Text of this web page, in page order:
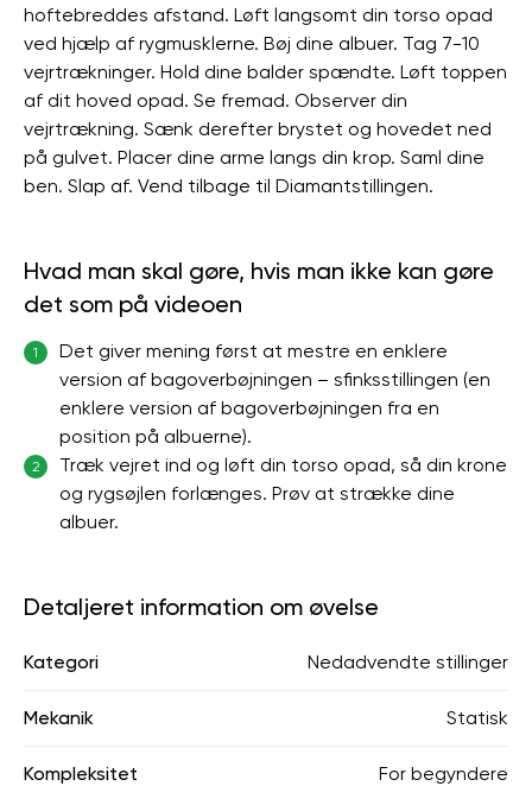
hoftebreddes afstand. Løft langsomt din torso opad
ved hjælp af rygmusklerne. Bøj dine albuer. Tag 7-10
vejrtrækninger. Hold dine balder spændte. Løft toppen
af ​​dit hoved opad. Se fremad. Observer din
vejrtrækning. Sænk derefter brystet og hovedet ned
på gulvet. Placer dine arme langs din krop. Saml dine
ben. Slap af. Vend tilbage til Diamantstillingen.
Hvad man skal gøre, hvis man ikke kan gøre
det som på videoen
1
Det giver mening først at mestre en enklere
version af bagoverbøjningen – sfinksstillingen (en
enklere version af bagoverbøjningen fra en
position på albuerne).
2
Træk vejret ind og løft din torso opad, så din krone
og rygsøjlen forlænges. Prøv at strække dine
albuer.
Detaljeret information om øvelse
Kategori Nedadvendte stillinger
Mekanik Statisk
Kompleksitet For begyndere